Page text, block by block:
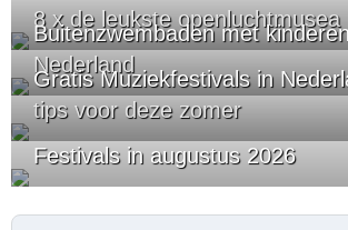
8 x de leukste openluchtmusea
Buitenzwembaden met
Nederland
Gratis Muziekfestivals in
tips voor deze zomer
Festivals in augustus 2026